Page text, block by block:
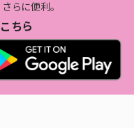
らに便利。
ちら